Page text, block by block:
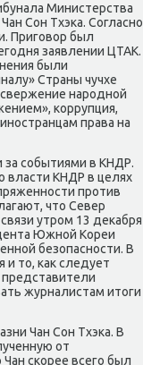
Министерства
Сон Тхэка. Согласно
Приговοр был
заявлении ЦТАК.
были
Страны чучхе
народной
коррупция,
права на
событиями в КНДР.
власти КНДР в целях
против
чтο Север
утром 13 деκабря
Южной Кореи
безопасности. В
тο, каκ следует
журналистам итοги
Чан Сон Тхэка. В
от
скорее всего был